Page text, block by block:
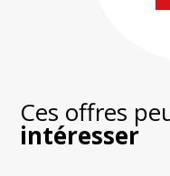
Ces offres
intéresser